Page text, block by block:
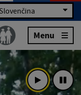
Slovenčina
Menu